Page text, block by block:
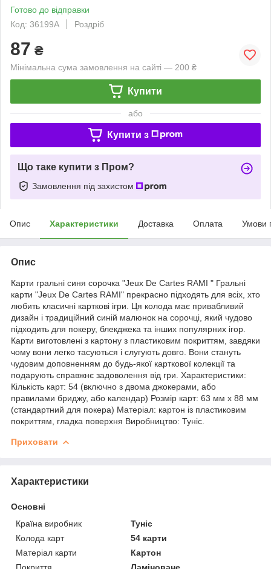
Готово до відправки
Код: 36199A
Роздріб
87 ₴
Мінімальна сума замовлення на сайті — 200 ₴
Купити
або
Купити з
Що таке купити з Пром?
Замовлення під захистом
Опис Характеристики Доставка Оплата Умови
Опис
Карти гральні синя сорочка "Jeux De Cartes RAMI " Гральні
карти "Jeux De Cartes RAMI" прекрасно підходять для всіх, хто
любить класичні карткові ігри. Ця колода має привабливий
дизайн і традиційний синій малюнок на сорочці, який чудово
підходить для покеру, блекджека та інших популярних ігор.
Карти виготовлені з картону з пластиковим покриттям, завдяки
чому вони легко тасуються і слугують довго. Вони стануть
чудовим доповненням до будь-якої карткової колекції та
подарують справжнє задоволення від гри. Характеристики:
Кількість карт: 54 (включно з двома джокерами, або
правилами бриджу, або календар) Розмір карт: 63 мм x 88 мм
(стандартний для покера) Матеріал: картон із пластиковим
покриттям, гладка поверхня Виробництво: Туніс.
Приховати
Характеристики
Основні
Країна виробник
Туніс
Колода карт
54 карти
Матеріал карти
Картон
Покриття
Ламіноване